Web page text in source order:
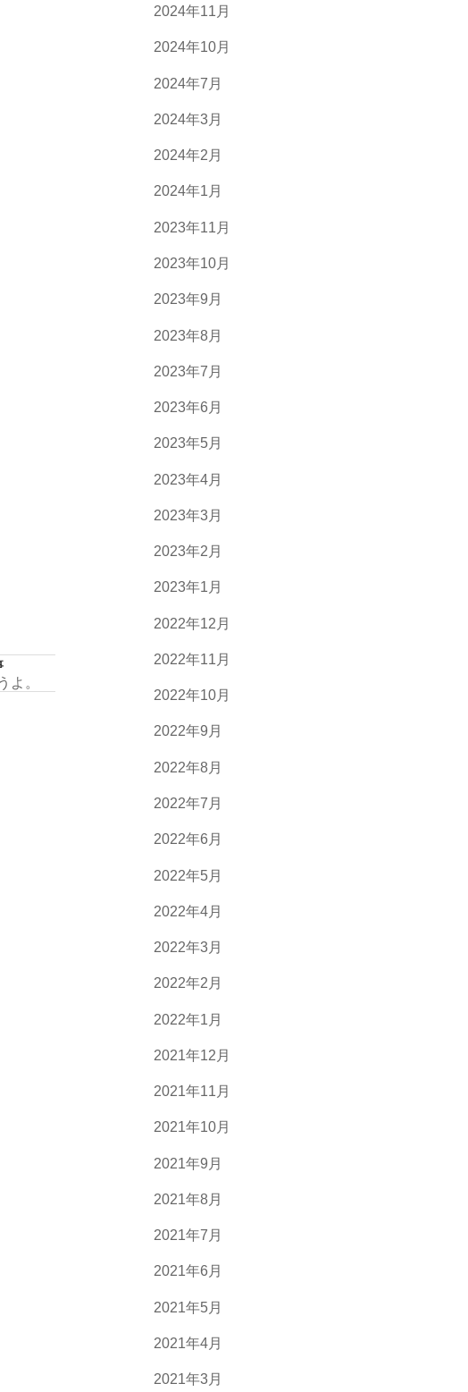
よ。
2024年11月
2024年10月
2024年7月
2024年3月
2024年2月
2024年1月
2023年11月
2023年10月
2023年9月
2023年8月
2023年7月
2023年6月
2023年5月
2023年4月
2023年3月
2023年2月
2023年1月
2022年12月
2022年11月
2022年10月
2022年9月
2022年8月
2022年7月
2022年6月
2022年5月
2022年4月
2022年3月
2022年2月
2022年1月
2021年12月
2021年11月
2021年10月
2021年9月
2021年8月
2021年7月
2021年6月
2021年5月
2021年4月
2021年3月